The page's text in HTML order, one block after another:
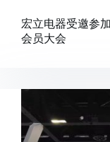
宏立电器受邀参
会员大会